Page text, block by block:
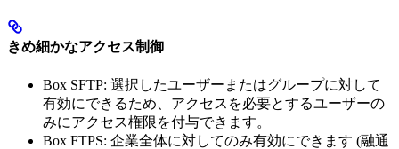
きめ細かなアクセス制御
Box SFTP: 選択したユーザーまたはグループに対して
有効にできるため、アクセスを必要とするユーザーの
みにアクセス権限を付与できます。
Box FTPS: 企業全体に対してのみ有効にできます (融通